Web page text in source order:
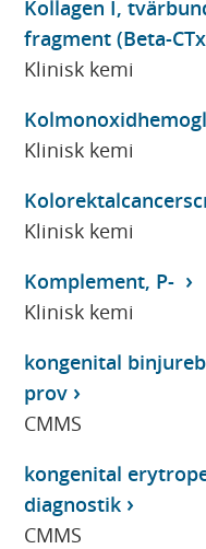
Kollagen I,
fragment (Beta-
Klinisk kemi
Klinisk kemi
Klinisk kemi
Komplement, P-
Klinisk kemi
kongenital
prov
CMMS
kongenital
diagnostik
CMMS